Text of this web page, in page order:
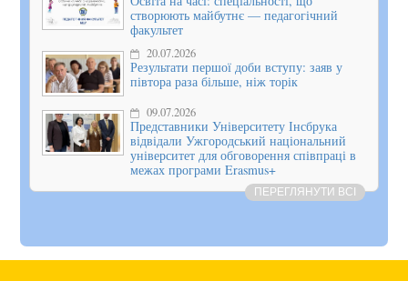
створюють майбутнє — педагогічний
факультет
20.07.2026
Результати першої доби вступу: заяв у
півтора раза більше, ніж торік
09.07.2026
Представники Університету Інсбрука
відвідали Ужгородський національний
університет для обговорення співпраці в
межах програми Erasmus+
ПЕРЕГЛЯНУТИ ВСІ